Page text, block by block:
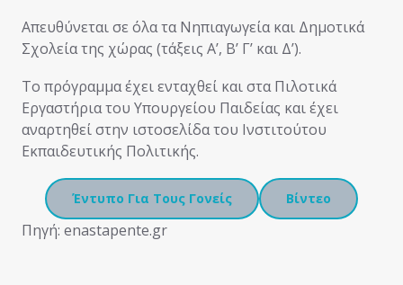
Απευθύνεται σε όλα τα Νηπιαγωγεία και Δημοτικά
Σχολεία της χώρας (τάξεις Α’, Β’ Γ’ και Δ’).
Το πρόγραμμα έχει ενταχθεί και στα Πιλοτικά
Εργαστήρια του Υπουργείου Παιδείας και έχει
αναρτηθεί στην ιστοσελίδα του Ινστιτούτου
Εκπαιδευτικής Πολιτικής.
Έντυπο Για Τους Γονείς Βίντεο
Πηγή: enastapente.gr